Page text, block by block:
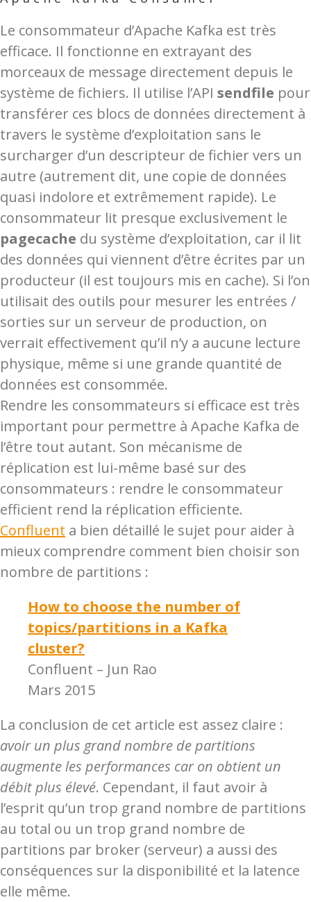
Le consommateur d’Apache Kafka est très
efficace. Il fonctionne en extrayant des
morceaux de message directement depuis le
système de fichiers. Il utilise l’API sendfile pour
transférer ces blocs de données directement à
travers le système d’exploitation sans le
surcharger d’un descripteur de fichier vers un
autre (autrement dit, une copie de données
quasi indolore et extrêmement rapide). Le
consommateur lit presque exclusivement le
pagecache du système d’exploitation, car il lit
des données qui viennent d’être écrites par un
producteur (il est toujours mis en cache). Si l’on
utilisait des outils pour mesurer les entrées /
sorties sur un serveur de production, on
verrait effectivement qu’il n’y a aucune lecture
physique, même si une grande quantité de
données est consommée.
Rendre les consommateurs si efficace est très
important pour permettre à Apache Kafka de
l’être tout autant. Son mécanisme de
réplication est lui-même basé sur des
consommateurs : rendre le consommateur
efficient rend la réplication efficiente.
Confluent a bien détaillé le sujet pour aider à
mieux comprendre comment bien choisir son
nombre de partitions :
How to choose the number of
topics/partitions in a Kafka
cluster?
Confluent – Jun Rao
Mars 2015
La conclusion de cet article est assez claire :
avoir un plus grand nombre de partitions
augmente les performances car on obtient un
débit plus élevé. Cependant, il faut avoir à
l’esprit qu’un trop grand nombre de partitions
au total ou un trop grand nombre de
partitions par broker (serveur) a aussi des
conséquences sur la disponibilité et la latence
elle même.